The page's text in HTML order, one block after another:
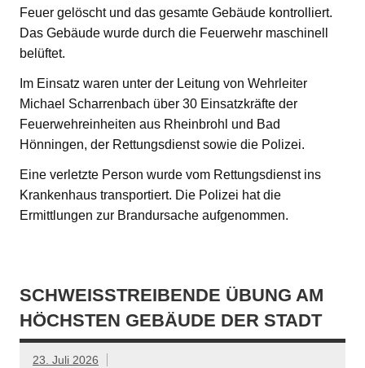
Feuer gelöscht und das gesamte Gebäude kontrolliert.
Das Gebäude wurde durch die Feuerwehr maschinell
belüftet.
Im Einsatz waren unter der Leitung von Wehrleiter
Michael Scharrenbach über 30 Einsatzkräfte der
Feuerwehreinheiten aus Rheinbrohl und Bad
Hönningen, der Rettungsdienst sowie die Polizei.
Eine verletzte Person wurde vom Rettungsdienst ins
Krankenhaus transportiert. Die Polizei hat die
Ermittlungen zur Brandursache aufgenommen.
SCHWEISSTREIBENDE ÜBUNG AM H
ÖCHSTEN GEBÄUDE DER STADT
23. Juli 2026